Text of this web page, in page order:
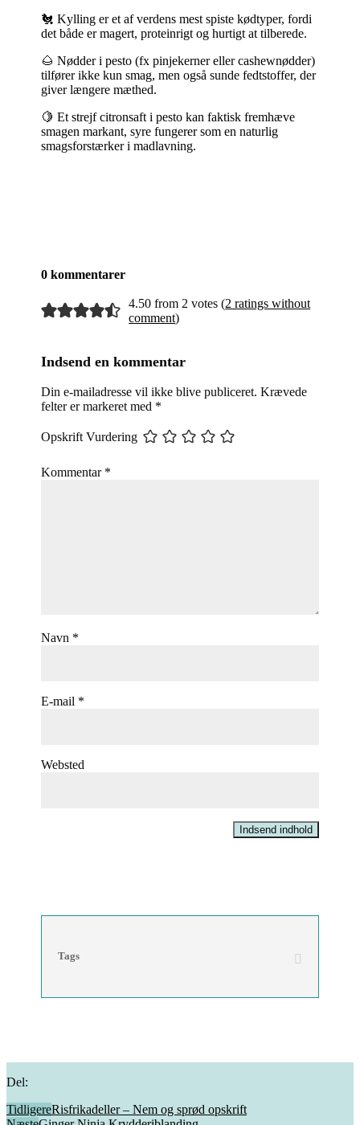
🐔 Kylling er et af verdens mest spiste kødtyper, fordi
det både er magert, proteinrigt og hurtigt at tilberede.
🌰 Nødder i pesto (fx pinjekerner eller cashewnødder)
tilfører ikke kun smag, men også sunde fedtstoffer, der
giver længere mæthed.
🍋 Et strejf citronsaft i pesto kan faktisk fremhæve
smagen markant, syre fungerer som en naturlig
smagsforstærker i madlavning.
0 kommentarer
4.50 from 2 votes (2 ratings without
comment)
Indsend en kommentar
Din e-mailadresse vil ikke blive publiceret. Krævede
felter er markeret med *
Opskrift Vurdering
Kommentar *
Navn *
E-mail *
Websted
Indsend indhold
Tags
Del:
TidligereRisfrikadeller – Nem og sprød opskrift